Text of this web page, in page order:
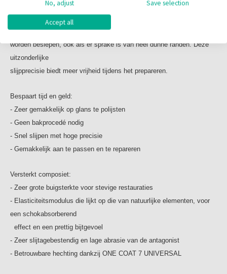
keramiekmaterialen
beginnen af te splinteren, kan BRILLIANT Crios gemakkelijk en
nauwkeurig
worden beslepen, ook als er sprake is van heel dunne randen. Deze
uitzonderlijke
slijpprecisie biedt meer vrijheid tijdens het prepareren.
Bespaart tijd en geld:
- Zeer gemakkelijk op glans te polijsten
- Geen bakprocedé nodig
- Snel slijpen met hoge precisie
- Gemakkelijk aan te passen en te repareren
Versterkt composiet:
- Zeer grote buigsterkte voor stevige restauraties
- Elasticiteitsmodulus die lijkt op die van natuurlijke elementen, voor
een schokabsorberend
effect en een prettig bijtgevoel
- Zeer slijtagebestendig en lage abrasie van de antagonist
- Betrouwbare hechting dankzij ONE COAT 7 UNIVERSAL
No, adjust Save selection
Accept all